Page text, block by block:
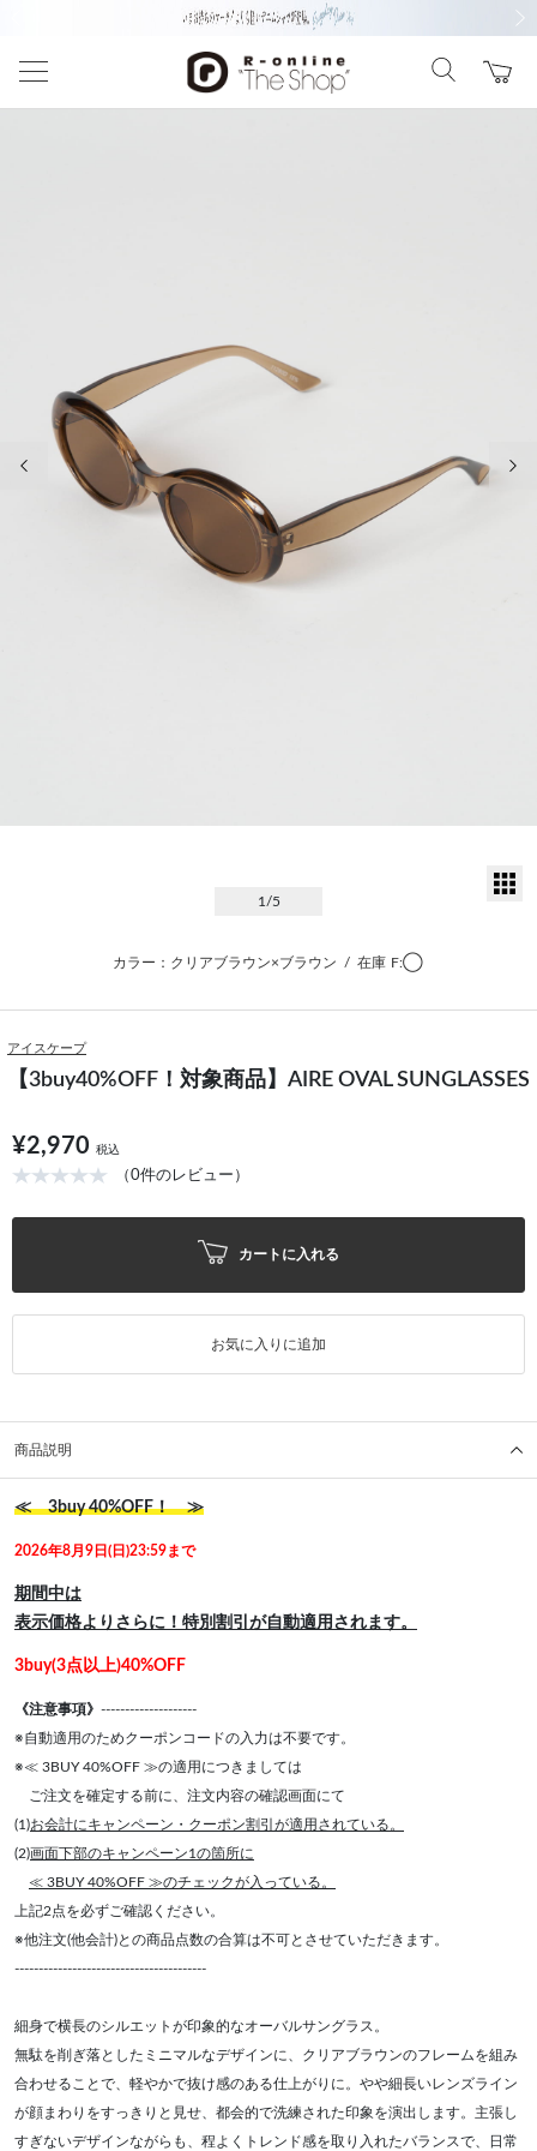
前の画像
1 /5
カラー：クリアブラウン×ブラウン / 在庫 F:◯
アイスケープ
【3buy40%OFF！対象商品】AIRE OVAL SUNGLASSES
¥2,970 税込
（0件のレビュー）
カートに入れる
お気に入りに追加
商品説明
≪ 3buy 40%OFF！ ≫
2026年8月9日(日)23:59まで
期間中は
表示価格よりさらに！特別割引が自動適用されます。
3buy(3点以上)40%OFF
《注意事項》 --------------------
※自動適用のためクーポンコードの入力は不要です。
※≪ 3BUY 40%OFF ≫の適用につきましては
ご注文を確定する前に、注文内容の確認画面にて
(1)お会計にキャンペーン・クーポン割引が適用されている。
(2)画面下部のキャンペーン1の箇所に
≪ 3BUY 40%OFF ≫のチェックが入っている。
上記2点を必ずご確認ください。
※他注文(他会計)との商品点数の合算は不可とさせていただきます。
----------------------------------------
細身で横長のシルエットが印象的なオーバルサングラス。
無駄を削ぎ落としたミニマルなデザインに、クリアブラウンのフレームを組み
合わせることで、軽やかで抜け感のある仕上がりに。やや細長いレンズライン
が顔まわりをすっきりと見せ、都会的で洗練された印象を演出します。主張し
すぎないデザインながらも、程よくトレンド感を取り入れたバランスで、日常